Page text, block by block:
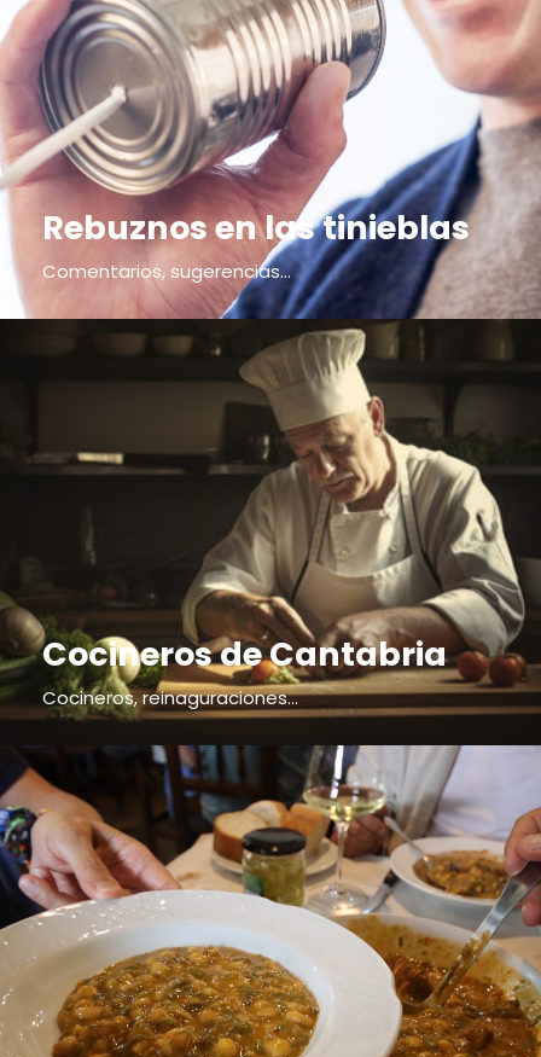
Rebuznos en las tinieblas
Comentarios, sugerencias...
Cocineros de Cantabria
Cocineros, reinaguraciones...